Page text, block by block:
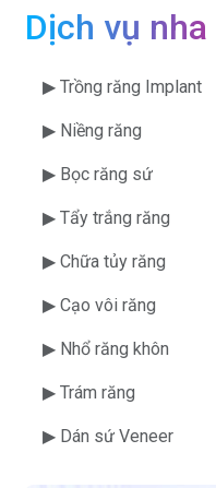
Dịch vụ
▶ Trồng răng Implant
▶ Niềng răng
▶ Bọc răng sứ
▶ Tẩy trắng răng
▶ Chữa tủy răng
▶ Cạo vôi răng
▶ Nhổ răng khôn
▶ Trám răng
▶ Dán sứ Veneer